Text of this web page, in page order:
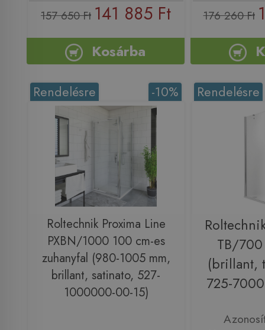
157 650 Ft 141 885 Ft
Kosárba
176 260 Ft
-10%
Rendelésre
Roltechnik Proxima Line
PXBN/1000 100 cm-es
zuhanyfal (980-1005 mm,
brillant, satinato, 527-
1000000-00-15)
Rendelésre
TB/
(brillant,
725-